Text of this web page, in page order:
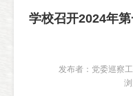
学校召开2024年
发布者：党委巡察
浏